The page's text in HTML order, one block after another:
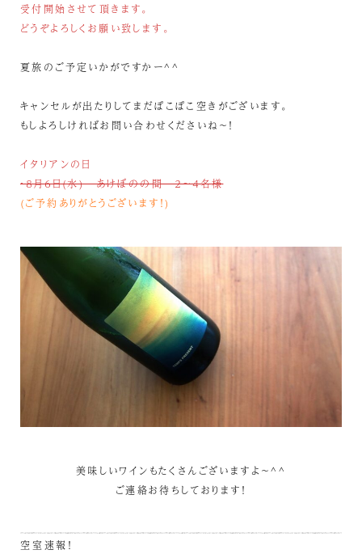
受付開始させて頂きます。
どうぞよろしくお願い致します。
夏旅のご予定いかがですかー^^
キャンセルが出たりしてまだぽこぽこ空きがございます。
もしよろしければお問い合わせくださいね～！
イタリアンの日
・８月６日(水) あけぼのの間 ２～４名様
(ご予約ありがとうございます！)
美味しいワインもたくさんございますよ～^^
ご連絡お待ちしております！
空室速報！